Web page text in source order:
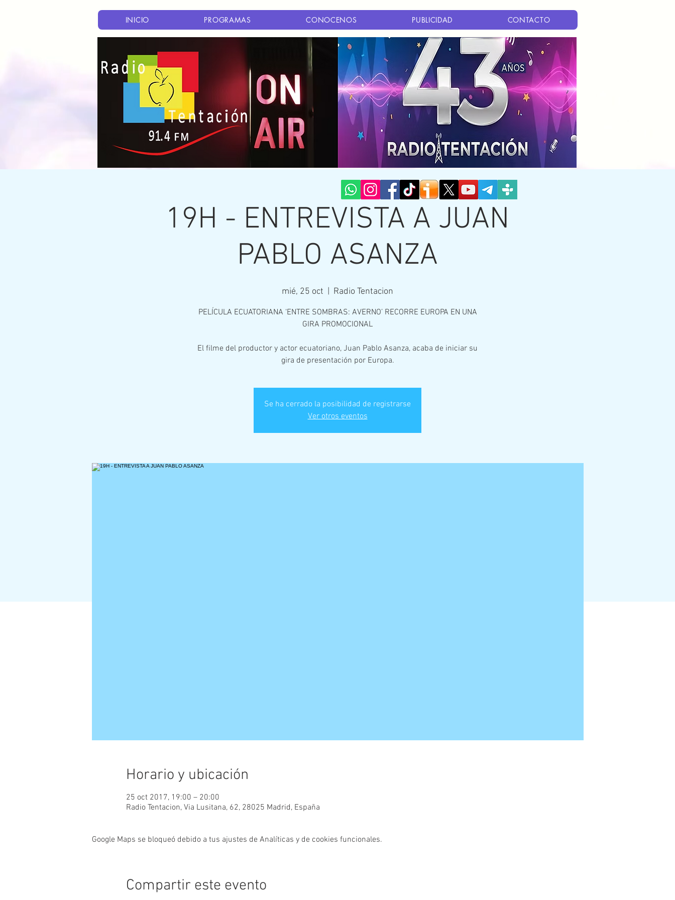
INICIO PROGRAMAS CONOCENOS PUBLICIDAD CONTACTO
19H - ENTREVISTA A JUAN
PABLO ASANZA
mié, 25 oct Radio Tentacion
PELÍCULA ECUATORIANA ‘ENTRE SOMBRAS: AVERNO’ RECORRE EUROPA EN UNA
GIRA PROMOCIONAL
El filme del productor y actor ecuatoriano, Juan Pablo Asanza, acaba de iniciar su
gira de presentación por Europa.
Se ha cerrado la posibilidad de registrarse
Ver otros eventos
Horario y ubicación
25 oct 2017, 19:00 – 20:00
Radio Tentacion, Via Lusitana, 62, 28025 Madrid, España
Google Maps se bloqueó debido a tus ajustes de Analíticas y de cookies funcionales.
Compartir este evento